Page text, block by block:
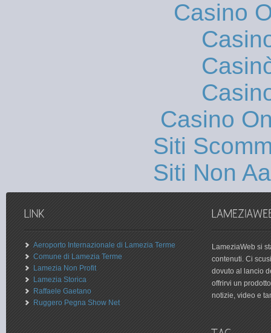
Casino
Casino
Siti
Siti Non
Aeroporto Internazionale di Lamezia Terme
Comune di Lamezia Terme
Lamezia Non Profit
Lamezia Storica
Raffaele Gaetano
Ruggero Pegna Show Net
LameziaWeb si
contenuti. Ci
dovuto al lancio
offrirvi un
notizie, video e